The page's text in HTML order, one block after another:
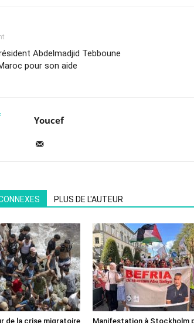
Abdelmadjid Tebboune
pour son aide
Youcef
PLUS DE L'AUTEUR
de la crise migratoire
Manifestation à Stockholm